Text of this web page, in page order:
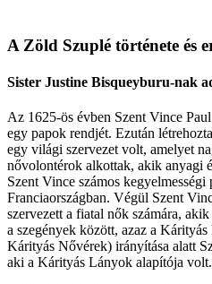
A Zöld Szuplé története és
Sister Justine Bisqueyburu-nak
Az 1625-ös évben Szent Vince
egy papok rendjét. Ezután
egy világi szervezet volt, amelyet
nővolontérok alkottak, akik anyagi
Szent Vince számos
Franciaországban. Végül Szent
szervezett a fiatal nők számára,
a szegények között, azaz a
Kárityás Nővérek) irányítása alatt
aki a Kárityás Lányok alapítója volt.